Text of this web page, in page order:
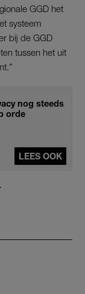
GGD het
systeem
bij de GGD
tussen het uit
nog steeds
orde
LEES OOK